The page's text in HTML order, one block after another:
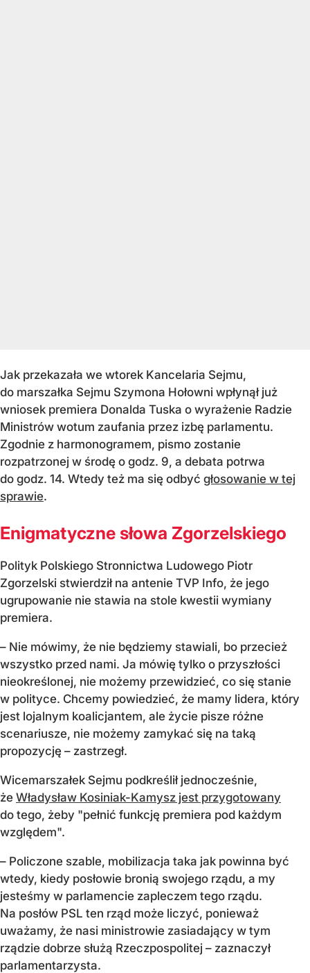
Jak przekazała we wtorek Kancelaria Sejmu,
do marszałka Sejmu Szymona Hołowni wpłynął już
wniosek premiera Donalda Tuska o wyrażenie Radzie
Ministrów wotum zaufania przez izbę parlamentu.
Zgodnie z harmonogramem, pismo zostanie
rozpatrzonej w środę o godz. 9, a debata potrwa
do godz. 14. Wtedy też ma się odbyć głosowanie w tej
sprawie.
Enigmatyczne słowa Zgorzelskiego
Polityk Polskiego Stronnictwa Ludowego Piotr
Zgorzelski stwierdził na antenie TVP Info, że jego
ugrupowanie nie stawia na stole kwestii wymiany
premiera.
– Nie mówimy, że nie będziemy stawiali, bo przecież
wszystko przed nami. Ja mówię tylko o przyszłości
nieokreślonej, nie możemy przewidzieć, co się stanie
w polityce. Chcemy powiedzieć, że mamy lidera, który
jest lojalnym koalicjantem, ale życie pisze różne
scenariusze, nie możemy zamykać się na taką
propozycję – zastrzegł.
Wicemarszałek Sejmu podkreślił jednocześnie,
że Władysław Kosiniak-Kamysz jest przygotowany
do tego, żeby "pełnić funkcję premiera pod każdym
względem".
– Policzone szable, mobilizacja taka jak powinna być
wtedy, kiedy posłowie bronią swojego rządu, a my
jesteśmy w parlamencie zapleczem tego rządu.
Na posłów PSL ten rząd może liczyć, ponieważ
uważamy, że nasi ministrowie zasiadający w tym
rządzie dobrze służą Rzeczpospolitej – zaznaczył
parlamentarzysta.